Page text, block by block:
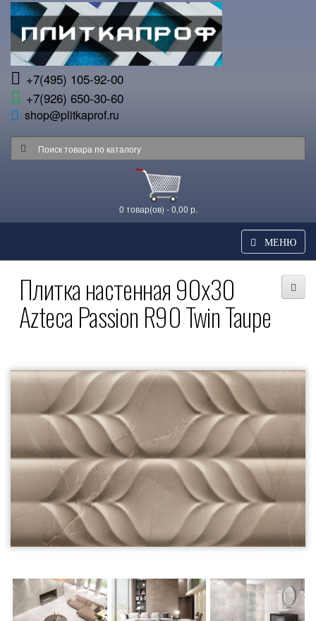
+7(495) 105-92-00
+7(926) 650-30-60
shop@plitkaprof.ru
0 товар(ов) - 0,00 р.
МЕНЮ
Плитка настенная 90x30
Azteca Passion R90 Twin Taupe